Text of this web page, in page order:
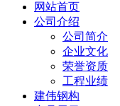
网站首页
公司介绍
公司简介
企业文化
荣誉资质
工程业绩
建伟钢构